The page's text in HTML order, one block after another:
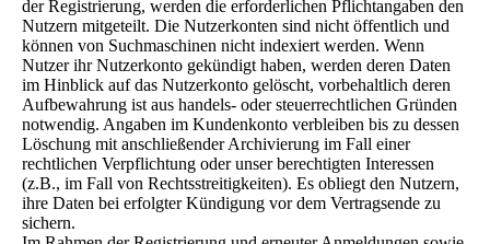
der Registrierung, werden die erforderlichen Pflichtangaben den
Nutzern mitgeteilt. Die Nutzerkonten sind nicht öffentlich und
können von Suchmaschinen nicht indexiert werden. Wenn
Nutzer ihr Nutzerkonto gekündigt haben, werden deren Daten
im Hinblick auf das Nutzerkonto gelöscht, vorbehaltlich deren
Aufbewahrung ist aus handels- oder steuerrechtlichen Gründen
notwendig. Angaben im Kundenkonto verbleiben bis zu dessen
Löschung mit anschließender Archivierung im Fall einer
rechtlichen Verpflichtung oder unser berechtigten Interessen
(z.B., im Fall von Rechtsstreitigkeiten). Es obliegt den Nutzern,
ihre Daten bei erfolgter Kündigung vor dem Vertragsende zu
sichern.